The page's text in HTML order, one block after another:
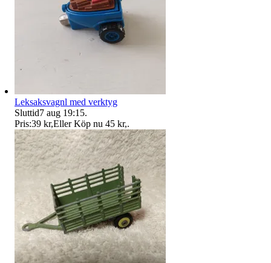
Leksaksvagnl med verktyg
Sluttid7 aug 19:15.
Pris:39 kr,Eller Köp nu 45 kr,.